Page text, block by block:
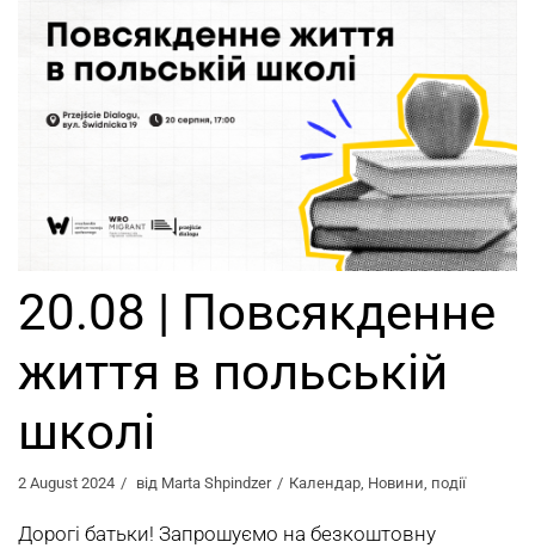
20.08 | Повсякденне
життя в польській
школі
2 August 2024 від Marta Shpindzer Календар, Новини, події
Дорогі батьки! Запрошуємо на безкоштовну